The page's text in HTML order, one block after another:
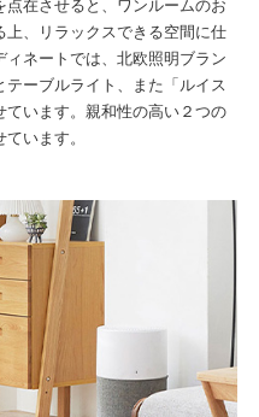
在させると、ワンルームのお
、リラックスできる空間に仕
ネートでは、北欧照明ブラン
テーブルライト、また「ルイス
います。親和性の高い２つの
います。